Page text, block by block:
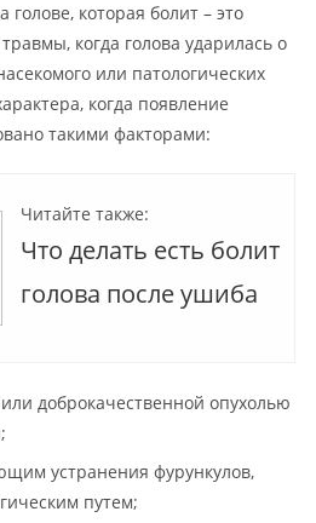
которая болит – это
когда голова ударилась о
или патологических
когда появление
такими факторами:
Читайте также:
Что делать есть болит
голова после ушиба
доброкачественной опухолью
устранения фурункулов,
путем;